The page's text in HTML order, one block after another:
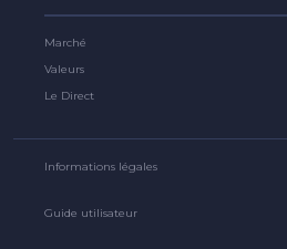
Marché
Valeurs
Le Direct
Informations légales
Guide utilisateur